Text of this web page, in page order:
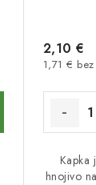
1,71 € bez
2,10 €
Kapka
hnojivo